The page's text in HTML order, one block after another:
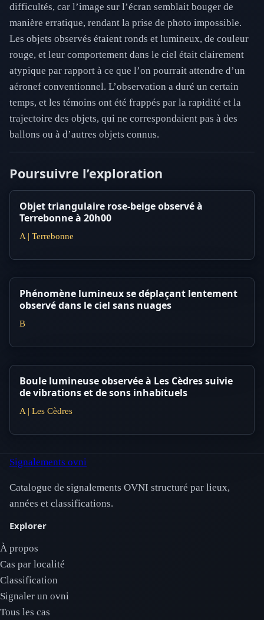
difficultés, car l’image sur l’écran semblait bouger de
manière erratique, rendant la prise de photo impossible.
Les objets observés étaient ronds et lumineux, de couleur
rouge, et leur comportement dans le ciel était clairement
atypique par rapport à ce que l’on pourrait attendre d’un
aéronef conventionnel. L’observation a duré un certain
temps, et les témoins ont été frappés par la rapidité et la
trajectoire des objets, qui ne correspondaient pas à des
ballons ou à d’autres objets connus.
Poursuivre l’exploration
Objet triangulaire rose-beige observé à
Terrebonne à 20h00
A | Terrebonne
Phénomène lumineux se déplaçant lentement
observé dans le ciel sans nuages
B
Boule lumineuse observée à Les Cèdres suivie
de vibrations et de sons inhabituels
A | Les Cèdres
Signalements ovni
Catalogue de signalements OVNI structuré par lieux,
années et classifications.
Explorer
À propos
Cas par localité
Classification
Signaler un ovni
Tous les cas